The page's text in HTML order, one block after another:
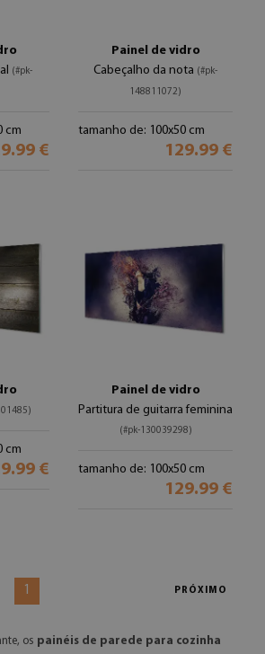
(#pk-
cm
€
Painel de vidro
Cabeçalho da nota (#pk-
148811072)
tamanho de: 100x50 cm
129.99 €
cm
€
Painel de vidro
Partitura de guitarra feminina
(#pk-130039298)
tamanho de: 100x50 cm
129.99 €
1 PRÓXIMO
os painéis de parede para cozinha